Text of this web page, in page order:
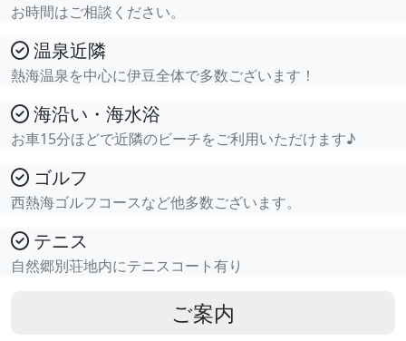
お時間はご相談ください。
温泉近隣
熱海温泉を中心に伊豆全体で多数ございます！
海沿い・海水浴
お車15分ほどで近隣のビーチをご利用いただけます♪
ゴルフ
西熱海ゴルフコースなど他多数ございます。
テニス
自然郷別荘地内にテニスコート有り
ご案内